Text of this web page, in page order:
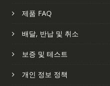
제품 FAQ
배달, 반납 및 취소
보증 및 테스트
개인 정보 정책